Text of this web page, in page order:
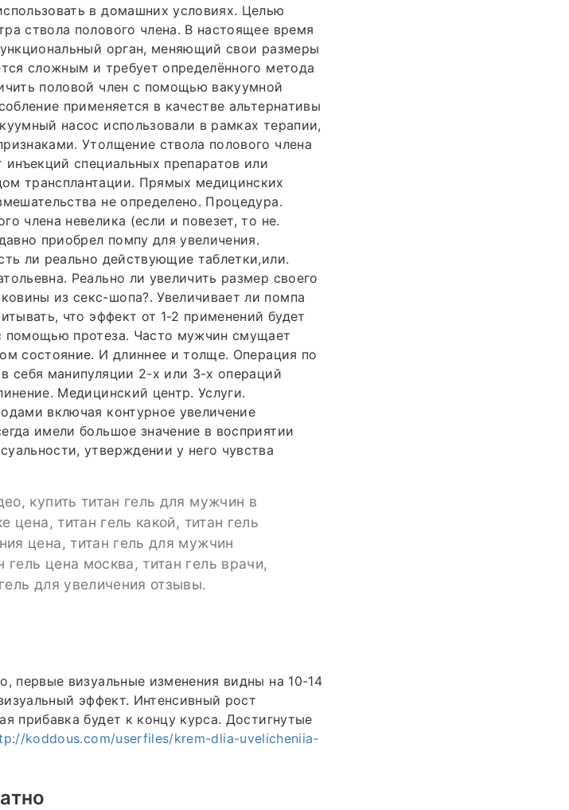
в домашних условиях. Целью
ствола полового члена. В настоящее время
орган, меняющий свои размеры
сложным и требует определённого метода
половой член с помощью вакуумной
применяется в качестве альтернативы
насос использовали в рамках терапии,
Утолщение ствола полового члена
специальных препаратов или
трансплантации. Прямых медицинских
не определено. Процедура.
члена невелика (если и повезет, то не.
приобрел помпу для увеличения.
ли реально действующие таблетки,или.
Реально ли увеличить размер своего
из секс-шопа?. Увеличивает ли помпа
что эффект от 1-2 применений будет
помощью протеза. Часто мужчин смущает
состояние. И длиннее и толще. Операция по
себя манипуляции 2-х или 3-х операций
Медицинский центр. Услуги.
включая контурное увеличение
имели большое значение в восприятии
утверждении у него чувства
купить титан гель для мужчин в
цена, титан гель какой, титан гель
цена, титан гель для мужчин
цена москва, титан гель врачи,
для увеличения отзывы.
первые визуальные изменения видны на 10-14
эффект. Интенсивный рост
прибавка будет к концу курса. Достигнутые
koddous.com/userfiles/krem-dlia-uvelicheniia-